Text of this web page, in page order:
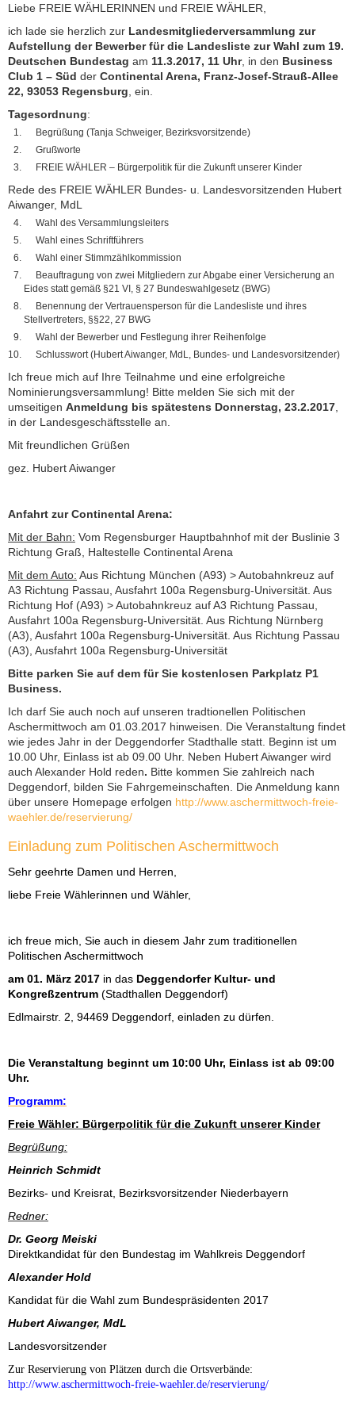
Liebe FREIE WÄHLERINNEN und FREIE WÄHLER,
ich lade sie herzlich zur Landesmitgliederversammlung zur
Aufstellung der Bewerber für die Landesliste zur Wahl zum 19.
Deutschen Bundestag am 11.3.2017, 11 Uhr, in den Business
Club 1 – Süd der Continental Arena, Franz-Josef-Strauß-Allee
22, 93053 Regensburg , ein.
Tagesordnung:
Begrüßung (Tanja Schweiger, Bezirksvorsitzende)
Grußworte
FREIE WÄHLER – Bürgerpolitik für die Zukunft unserer Kinder
Rede des FREIE WÄHLER Bundes- u. Landesvorsitzenden Hubert
Aiwanger, MdL
Wahl des Versammlungsleiters
Wahl eines Schriftführers
Wahl einer Stimmzählkommission
Beauftragung von zwei Mitgliedern zur Abgabe einer Versicherung an
Eides statt gemäß §21 VI, § 27 Bundeswahlgesetz (BWG)
Benennung der Vertrauensperson für die Landesliste und ihres
Stellvertreters, §§22, 27 BWG
Wahl der Bewerber und Festlegung ihrer Reihenfolge
Schlusswort (Hubert Aiwanger, MdL, Bundes- und Landesvorsitzender)
Ich freue mich auf Ihre Teilnahme und eine erfolgreiche
Nominierungsversammlung! Bitte melden Sie sich mit der
umseitigen Anmeldung bis spätestens Donnerstag, 23.2.2017
in der Landesgeschäftsstelle an.
Mit freundlichen Grüßen
gez. Hubert Aiwanger
Anfahrt zur Continental Arena:
Mit der Bahn: Vom Regensburger Hauptbahnhof mit der Buslinie 3
Richtung Graß, Haltestelle Continental Arena
Mit dem Auto: Aus Richtung München (A93) > Autobahnkreuz auf
A3 Richtung Passau, Ausfahrt 100a Regensburg-Universität. Aus
Richtung Hof (A93) > Autobahnkreuz auf A3 Richtung Passau,
Ausfahrt 100a Regensburg-Universität. Aus Richtung Nürnberg
(A3), Ausfahrt 100a Regensburg-Universität. Aus Richtung Passau
(A3), Ausfahrt 100a Regensburg-Universität
Bitte parken Sie auf dem für Sie kostenlosen Parkplatz P1
Business.
Ich darf Sie auch noch auf unseren tradtionellen Politischen
Aschermittwoch am 01.03.2017 hinweisen. Die Veranstaltung findet
wie jedes Jahr in der Deggendorfer Stadthalle statt. Beginn ist um
10.00 Uhr, Einlass ist ab 09.00 Uhr. Neben Hubert Aiwanger wird
auch Alexander Hold reden. Bitte kommen Sie zahlreich nach
Deggendorf, bilden Sie Fahrgemeinschaften. Die Anmeldung kann
über unsere Homepage erfolgen http://www.aschermittwoch-freie-
waehler.de/reservierung/
Einladung zum Politischen Aschermittwoch
Sehr geehrte Damen und Herren,
liebe Freie Wählerinnen und Wähler,
ich freue mich, Sie auch in diesem Jahr zum traditionellen
Politischen Aschermittwoch
am 01. März 2017 in das Deggendorfer Kultur- und
Kongreßzentrum (Stadthallen Deggendorf)
Edlmairstr. 2, 94469 Deggendorf, einladen zu dürfen.
Die Veranstaltung beginnt um 10:00 Uhr, Einlass ist ab 09:00
Uhr.
Programm:
Freie Wähler: Bürgerpolitik für die Zukunft unserer Kinder
Begrüßung:
Heinrich Schmidt
Bezirks- und Kreisrat, Bezirksvorsitzender Niederbayern
Redner:
Dr. Georg Meiski
Direktkandidat für den Bundestag im Wahlkreis Deggendorf
Alexander Hold
Kandidat für die Wahl zum Bundespräsidenten 2017
Hubert Aiwanger, MdL
Landesvorsitzender
Zur Reservierung von Plätzen durch die Ortsverbände:
http://www.aschermittwoch-freie-waehler.de/reservierung/